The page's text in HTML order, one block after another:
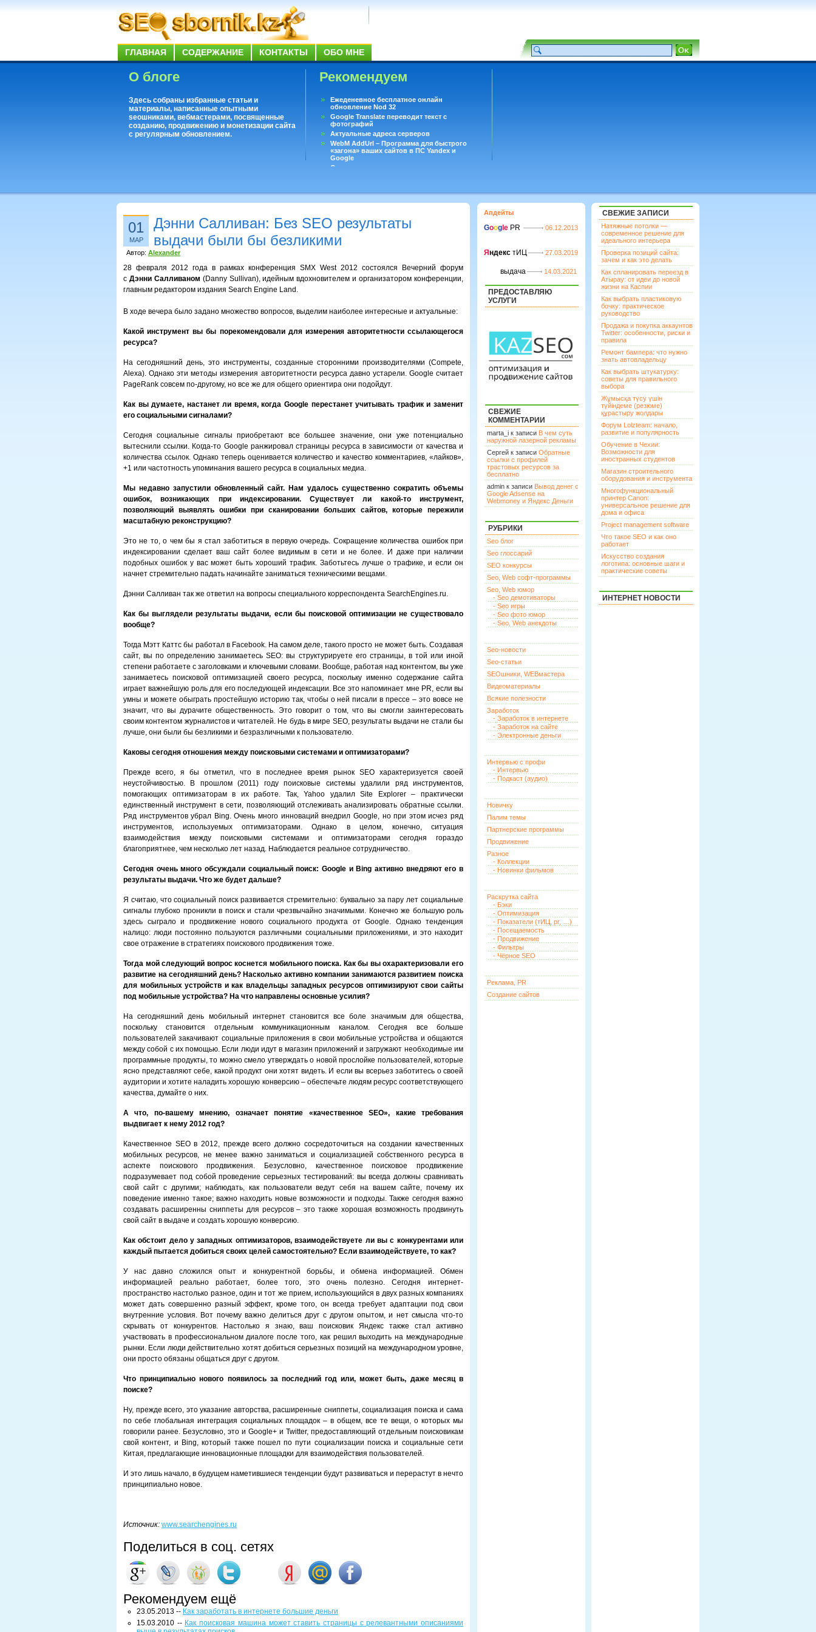
ГЛАВНАЯ СОДЕРЖАНИЕ КОНТАКТЫ ОБО МНЕ
О блоге
Здесь собраны избранные статьи и
материалы, написанные опытными
seoшниками, вебмастерами, посвященные
созданию, продвижению и монетизации сайта
с регулярным обновлением.
Рекомендуем
Ежеденевное бесплатное онлайн
обновление Nod 32
Google Translate переводит текст с
фотографий
Актуальные адреса серверов
WebM AddUrl – Программа для быстрого
«загона» ваших сайтов в ПС Yandex и
Google
Существует вопросы, на которые не может
01
МАР
Дэнни Салливан: Без SEO результаты
выдачи были бы безликими
Автор: Alexander
28 февраля 2012 года в рамках конференция SMX West 2012 состоялся Вечерний форум
с Дэнни Салливаном (Danny Sullivan), идейным вдохновителем и организатором конференции,
главным редактором издания Search Engine Land.
В ходе вечера было задано множество вопросов, выделим наиболее интересные и актуальные:
Какой инструмент вы бы порекомендовали для измерения авторитетности ссылающегося
ресурса?
На сегодняшний день, это инструменты, созданные сторонними производителями (Compete,
Alexa). Однако эти методы измерения авторитетности ресурса давно устарели. Google считает
PageRank совсем по-другому, но все же для общего ориентира они подойдут.
Как вы думаете, настанет ли время, когда Google перестанет учитывать трафик и заменит
его социальными сигналами?
Сегодня социальные сигналы приобретают все большее значение, они уже потенциально
вытеснили ссылки. Когда-то Google ранжировал страницы ресурса в зависимости от качества и
количества ссылок. Однако теперь оценивается количество и качество комментариев, «лайков»,
+1 или частотность упоминания вашего ресурса в социальных медиа.
Мы недавно запустили обновленный сайт. Нам удалось существенно сократить объемы
ошибок, возникающих при индексировании. Существует ли какой-то инструмент,
позволяющий выявлять ошибки при сканировании больших сайтов, которые пережили
масштабную реконструкцию?
Это не то, о чем бы я стал заботиться в первую очередь. Сокращение количества ошибок при
индексировании сделает ваш сайт более видимым в сети и не более. И даже при наличии
подобных ошибок у вас может быть хороший трафик. Заботьтесь лучше о трафике, и если он
начнет стремительно падать начинайте заниматься техническими вещами.
Дэнни Салливан так же ответил на вопросы специального корреспондента SearchEngines.ru.
Как бы выглядели результаты выдачи, если бы поисковой оптимизации не существовало
вообще?
Тогда Мэтт Каттс бы работал в Facebook. На самом деле, такого просто не может быть. Создавая
сайт, вы по определению занимаетесь SEO: вы структурируете его страницы, в той или иной
степени работаете с заголовками и ключевыми словами. Вообще, работая над контентом, вы уже
занимаетесь поисковой оптимизацией своего ресурса, поскольку именно содержание сайта
играет важнейшую роль для его последующей индексации. Все это напоминает мне PR, если вы
умны и можете обыграть простейшую историю так, чтобы о ней писали в прессе – это вовсе не
значит, что вы дурачите общественность. Это говорит о том, что вы смогли заинтересовать
своим контентом журналистов и читателей. Не будь в мире SEO, результаты выдачи не стали бы
лучше, они были бы безликими и безразличными к пользователю.
Каковы сегодня отношения между поисковыми системами и оптимизаторами?
Прежде всего, я бы отметил, что в последнее время рынок SEO характеризуется своей
неустойчивостью. В прошлом (2011) году поисковые системы удалили ряд инструментов,
помогающих оптимизаторам в их работе. Так, Yahoo удалил Site Explorer – практически
единственный инструмент в сети, позволяющий отслеживать анализировать обратные ссылки.
Ряд инструментов убрал Bing. Очень много инноваций внедрил Google, но при этом исчез ряд
инструментов, используемых оптимизаторами. Однако в целом, конечно, ситуация
взаимодействия между поисковыми системами и оптимизаторами сегодня гораздо
благоприятнее, чем несколько лет назад. Наблюдается реальное сотрудничество.
Сегодня очень много обсуждали социальный поиск: Google и Bing активно внедряют его в
результаты выдачи. Что же будет дальше?
Я считаю, что социальный поиск развивается стремительно: буквально за пару лет социальные
сигналы глубоко проникли в поиск и стали чрезвычайно значимыми. Конечно же большую роль
здесь сыграло и продвижение нового социального продукта от Google. Однако тенденция
налицо: люди постоянно пользуются различными социальными приложениями, и это находит
свое отражение в стратегиях поискового продвижения тоже.
Тогда мой следующий вопрос коснется мобильного поиска. Как бы вы охарактеризовали его
развитие на сегодняшний день? Насколько активно компании занимаются развитием поиска
для мобильных устройств и как владельцы западных ресурсов оптимизируют свои сайты
под мобильные устройства? На что направлены основные усилия?
На сегодняшний день мобильный интернет становится все боле значимым для общества,
поскольку становится отдельным коммуникационным каналом. Сегодня все больше
пользователей закачивают социальные приложения в свои мобильные устройства и общаются
между собой с их помощью. Если люди идут в магазин приложений и загружают необходимые им
программные продукты, то можно смело утверждать о новой прослойке пользователей, которые
ясно представляют себе, какой продукт они хотят видеть. И если вы всерьез заботитесь о своей
аудитории и хотите наладить хорошую конверсию – обеспечьте людям ресурс соответствующего
качества, думайте о них.
А что, по-вашему мнению, означает понятие «качественное SEO», какие требования
выдвигает к нему 2012 год?
Качественное SEO в 2012, прежде всего должно сосредоточиться на создании качественных
мобильных ресурсов, не менее важно заниматься и социализацией собственного ресурса в
аспекте поискового продвижения. Безусловно, качественное поисковое продвижение
подразумевает под собой проведение серьезных тестирований: вы всегда должны сравнивать
свой сайт с другими; наблюдать, как пользователи ведут себя на вашем сайте, почему их
поведение именно такое; важно находить новые возможности и подходы. Также сегодня важно
создавать расширенны сниппеты для ресурсов – это также хорошая возможность продвинуть
свой сайт в выдаче и создать хорошую конверсию.
Как обстоит дело у западных оптимизаторов, взаимодействуете ли вы с конкурентами или
каждый пытается добиться своих целей самостоятельно? Если взаимодействуете, то как?
У нас давно сложился опыт и конкурентной борьбы, и обмена информацией. Обмен
информацией реально работает, более того, это очень полезно. Сегодня интернет-
пространство настолько разное, один и тот же прием, использующийся в двух разных компаниях
может дать совершенно разный эффект, кроме того, он всегда требует адаптации под свои
внутренние условия. Вот почему важно делиться друг с другом опытом, и нет смысла что-то
скрывать от конкурентов. Настолько я знаю, ваш поисковик Яндекс также стал активно
участвовать в профессиональном диалоге после того, как решил выходить на международные
рынки. Если люди действительно хотят добиться серьезных позиций на международном уровне,
они просто обязаны общаться друг с другом.
Что принципиально нового появилось за последний год или, может быть, даже месяц в
поиске?
Ну, прежде всего, это указание авторства, расширенные сниппеты, социализация поиска и сама
по себе глобальная интеграция социальных площадок – в общем, все те вещи, о которых мы
говорили ранее. Безусловно, это и Google+ и Twitter, предоставляющий отдельным поисковикам
свой контент, и Bing, который также пошел по пути социализации поиска и социальные сети
Китая, предлагающие инновационные площадки для взаимодействия пользователей.
И это лишь начало, в будущем наметившиеся тенденции будут развиваться и перерастут в нечто
принципиально новое.
Источник: www.searchengines.ru
Поделиться в соц. сетях
Рекомендуем ещё
23.05.2013 -- Как заработать в интернете большие деньги
15.03.2010 -- Как поисковая машина может ставить страницы с релевантными описаниями
Апдейты
Goog le PR 06.12.2013
Я ндекс тИЦ 27.03.2019
выдача 14.03.2021
ПРЕДОСТАВЛЯЮ
УСЛУГИ
СВЕЖИЕ
КОММЕНТАРИИ
marta_i к записи В чем суть
наружной лазерной рекламы
Сергей к записи Обратные
ссылки с профилей
трастовых ресурсов за
бесплатно
admin к записи Вывод денег с
Google Adsense на
Webmoney и Яндекс Деньги
РУБРИКИ
Seo блог
Seo глоссарий
SEO конкурсы
Seo, Web софт-программы
Seo, Web юмор
- Seo демотиваторы
- Seo игры
- Seo фото юмор
- Seo, Web анекдоты
Seo-новости
Seo-статьи
SEOшники, WEBмастера
Видеоматериалы
Всякие полезности
Заработок
- Заработок в интернете
- Заработок на сайте
- Электронные деньги
Интервью с профи
- Интервью
- Подкаст (аудио)
Новичку
Палим темы
Партнерские программы
Продвижение
Разное
- Коллекции
- Новинки фильмов
Раскрутка сайта
- Бэки
- Оптимизация
- Показатели (тИЦ, pr, …)
- Посещаемость
- Продвижение
- Фильтры
- Чёрное SEO
Реклама, PR
Создание сайтов
СВЕЖИЕ ЗАПИСИ
Натяжные потолки —
современное решение для
идеального интерьера
Проверка позиций сайта:
зачем и как это делать
Как спланировать переезд в
Атырау: от идеи до новой
жизни на Каспии
Как выбрать пластиковую
бочку: практическое
руководство
Продажа и покупка аккаунтов
Twitter: особенности, риски и
правила
Ремонт бампера: что нужно
знать автовладельцу
Как выбрать штукатурку:
советы для правильного
выбора
Жұмысқа түсу үшін
түйіндеме (резюме)
құрастыру жолдары
Форум Lolzteam: начало,
развитие и популярность
Обучение в Чехии:
Возможности для
иностранных студентов
Магазин строительного
оборудования и инструмента
Многофункциональный
принтер Canon:
универсальное решение для
дома и офиса
Project management software
Что такое SEO и как оно
работает
Искусство создания
логотипа: основные шаги и
практические советы
ИНТЕРНЕТ НОВОСТИ